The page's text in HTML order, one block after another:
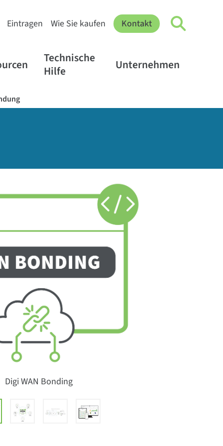
Eintragen Wie Sie kaufen Kontakt
Technische
Hilfe
Unternehmen
Digi WAN Bonding